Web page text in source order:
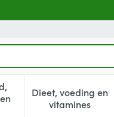
submenu voor
Dieet, voeding en
vitamines
Toon